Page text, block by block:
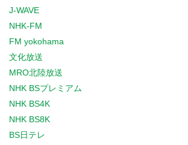
J-WAVE
NHK-FM
FM yokohama
文化放送
MRO北陸放送
NHK BSプレミアム
NHK BS4K
NHK BS8K
BS日テレ